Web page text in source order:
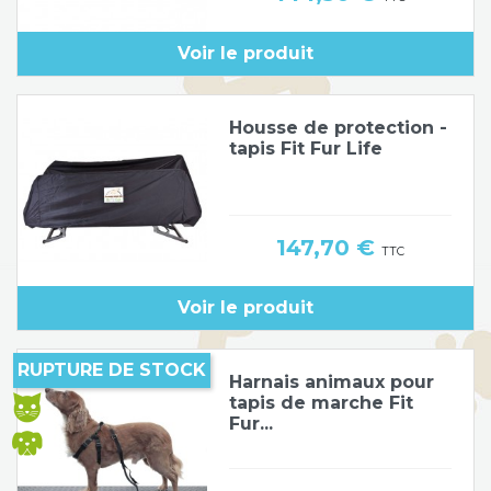
Voir le produit
Housse de protection -
tapis Fit Fur Life
Prix
147,70 €TTC
Voir le produit
Harnais animaux pour
tapis de marche Fit
Fur...
RUPTURE DE STOCK
Poids de jambe